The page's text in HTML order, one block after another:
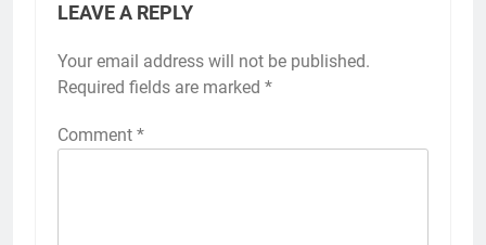
LEAVE A REPLY
Your email address will not be published.
Required fields are marked *
Comment *